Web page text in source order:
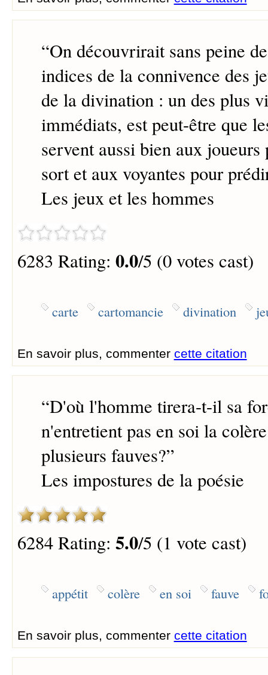
“On découvrirait sans peine
indices de la connivence des
de la divination : un des plus
immédiats, est peut-être que
servent aussi bien aux
sort et aux voyantes pour
Les jeux et les hommes
6283 Rating: 0.0/5 (0 votes cast)
carte cartomancie divination
En savoir plus, commenter cette citation
“D'où l'homme tirera-t-il sa
n'entretient pas en soi la
plusieurs fauves?”
Les impostures de la poésie
6284 Rating: 5.0/5 (1 vote cast)
appétit colère en soi fauve
En savoir plus, commenter cette citation